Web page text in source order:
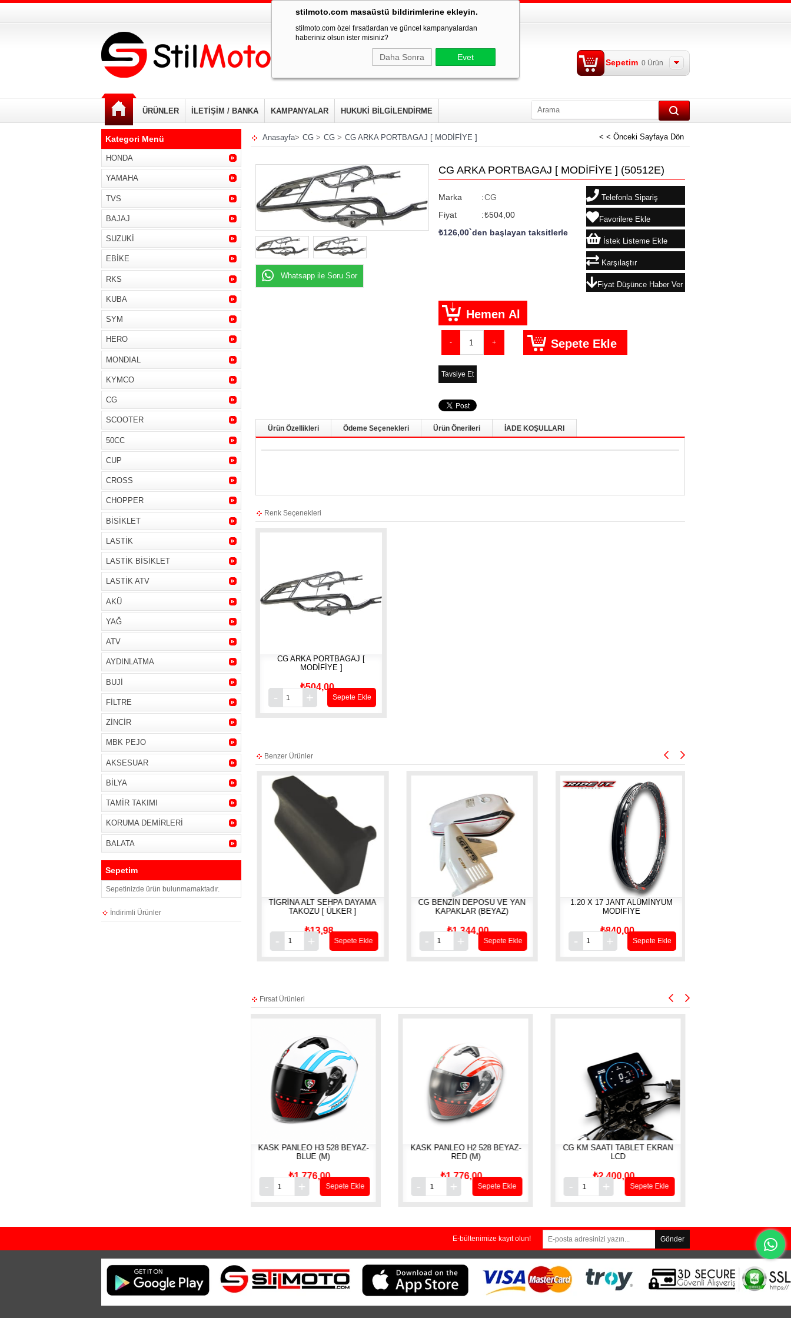
stilmoto.com masaüstü bildirimlerine ekleyin.
stilmoto.com özel fırsatlardan ve güncel kampanyalardan
haberiniz olsun ister misiniz?
Daha Sonra Evet
Sepetim 0 Ürün
ÜRÜNLER İLETİŞİM / BANKA KAMPANYALAR HUKUKİ BİLGİLENDİRME
Kategori Menü
HONDA
YAMAHA
TVS
BAJAJ
SUZUKİ
EBİKE
RKS
KUBA
SYM
HERO
MONDIAL
KYMCO
CG
SCOOTER
50CC
CUP
CROSS
CHOPPER
BİSİKLET
LASTİK
LASTİK BİSİKLET
LASTİK ATV
AKÜ
YAĞ
ATV
AYDINLATMA
BUJİ
FİLTRE
ZİNCİR
MBK PEJO
AKSESUAR
BİLYA
TAMİR TAKIMI
KORUMA DEMİRLERİ
BALATA
Sepetim
Sepetinizde ürün bulunmamaktadır.
İndirimli Ürünler
Anasayfa> CG> CG> CG ARKA PORTBAGAJ [ MODİFİYE ] < < Önceki Sayfaya Dön
Whatsapp ile Soru Sor
CG ARKA PORTBAGAJ [ MODİFİYE ] (50512E)
Marka :CG
Fiyat
:₺504,00
₺126,00`den başlayan taksitlerle
Telefonla Sipariş
Favorilere Ekle
İstek Listeme Ekle
Karşılaştır
Fiyat Düşünce Haber Ver
Tavsiye Et
Ürün Özellikleri Ödeme Seçenekleri Ürün Önerileri İADE KOŞULLARI
Renk Seçenekleri
CG ARKA PORTBAGAJ [
MODİFİYE ]
₺504,00
Sepete Ekle
Benzer Ürünler
[ ÜLKER ]
TİGRİNA ALT SEHPA DAYAMA
TAKOZU [ ÜLKER ]
₺13,98
Sepete Ekle
CG BENZİN DEPOSU VE YAN
KAPAKLAR (BEYAZ)
₺1.344,00
Sepete Ekle
1.20 X 17 JANT ALÜMİNYUM
MODİFİYE
₺840,00
Sepete Ekle
Fırsat Ürünleri
KASK PANLEO H3 528 BEYAZ-
Sepete Ekle
KASK PANLEO H2 528 BEYAZ-
₺1.776,00
Sepete Ekle
CG KM SAATİ TABLET EKRAN
₺2.400,00
Sepete Ekle
IRC 3.50 X 10 MB-77 TL ANLAS
₺1.050,00
E-bültenimize kayıt olun! Gönder